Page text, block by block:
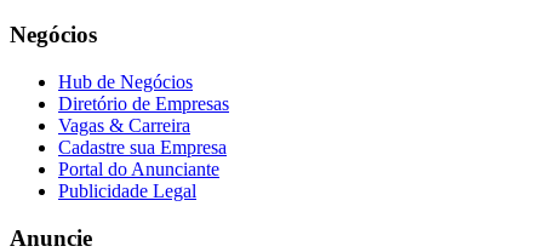
Negócios
Hub de Negócios
Diretório de Empresas
Vagas & Carreira
Cadastre sua Empresa
Portal do Anunciante
Publicidade Legal
Anuncie